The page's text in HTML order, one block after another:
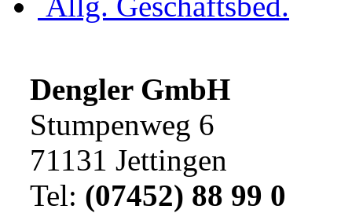
Dengler GmbH
Stumpenweg 6
71131 Jettingen
Tel: (07452) 88 99 0